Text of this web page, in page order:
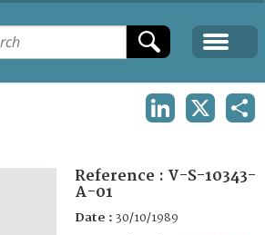
Reference : V-S-10343-
A-01
Date : 30/10/1989